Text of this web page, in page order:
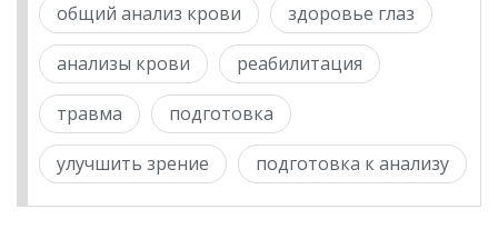
общий анализ крови здоровье глаз
анализы крови реабилитация
травма подготовка
улучшить зрение подготовка к анализу